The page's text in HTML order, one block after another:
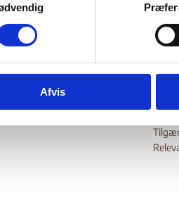
Afvis